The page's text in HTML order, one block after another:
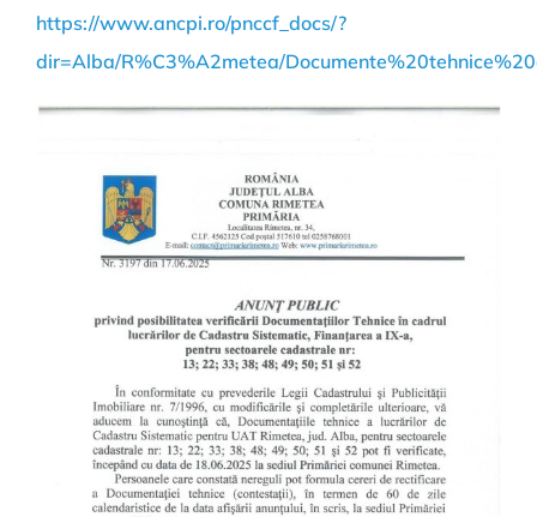
https://www.ancpi.ro/pnccf_docs/?
dir=Alba/R%C3%A2metea/